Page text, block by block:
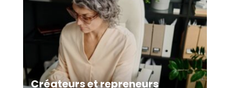
Créateurs et repreneurs